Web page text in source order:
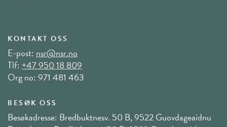
KONTAKT OSS
E-post: nsr@nsr.no
Tlf:+47 950 18 809
Org no: 971 481 463
BESØK OSS
Besøkadresse: Bredbuktnesv. 50 B, 9522 Guovdageaidnu